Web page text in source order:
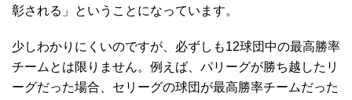
彰される」ということになっています。
少しわかりにくいのですが、必ずしも12球団中の最高勝率
チームとは限りません。例えば、パリーグが勝ち越したリ
ーグだった場合、セリーグの球団が最高勝率チームだった